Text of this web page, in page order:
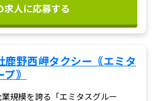
求人に応募する
鹿野西岬タクシー｟エミタ
｠
規模を誇る「エミタスグルー